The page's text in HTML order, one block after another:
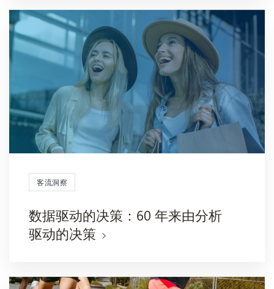
客流洞察
数据驱动的决策：60 年来由分析
驱动的决策